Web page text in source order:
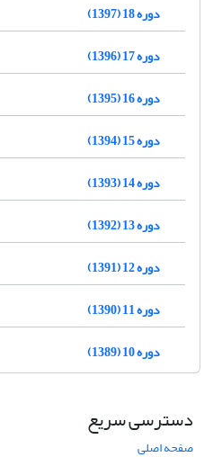
دوره 18 (1397)
دوره 17 (1396)
دوره 16 (1395)
دوره 15 (1394)
دوره 14 (1393)
دوره 13 (1392)
دوره 12 (1391)
دوره 11 (1390)
دوره 10 (1389)
دسترسی سریع
صفحه اصلی